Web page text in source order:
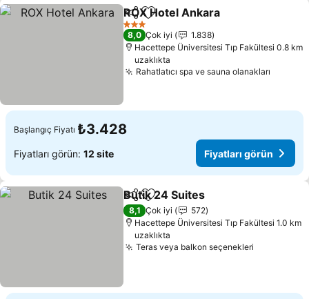
PaylaşFavorilerime ekle
ROX Hotel Ankara
3 Yıldız
8,0 Çok iyi
1.838
Hacettepe Üniversitesi Tıp Fakültesi 0.8 km
uzaklıkta
Rahatlatıcı spa ve sauna olanakları
Başlangıç Fiyatı ₺3.428
Fiyatları görün: 12 site Fiyatları görün
PaylaşFavorilerime ekle
Butik 24 Suites
8,1 Çok iyi
572
Hacettepe Üniversitesi Tıp Fakültesi 1.0 km
uzaklıkta
Teras veya balkon seçenekleri